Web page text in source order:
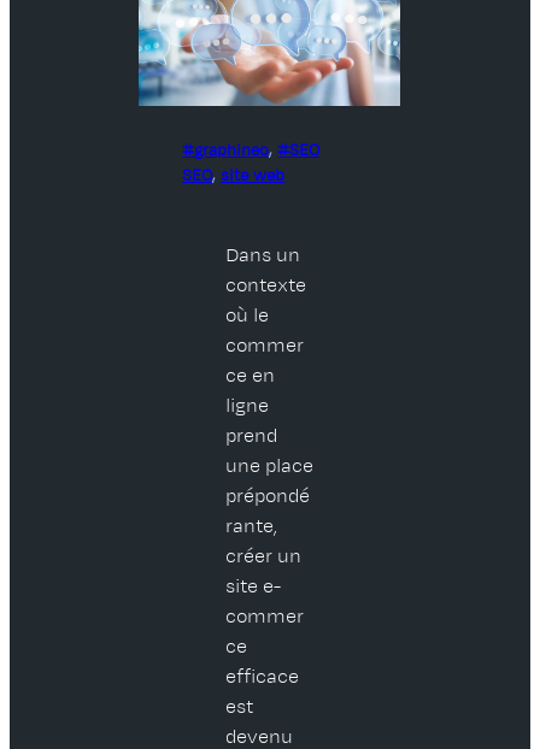
graphineo,
SEO
SEO, site web
Dans un
contexte
où le
commer
ce en
ligne
prend
une place
prépondé
rante,
créer un
site e-
commer
ce
efficace
est
devenu